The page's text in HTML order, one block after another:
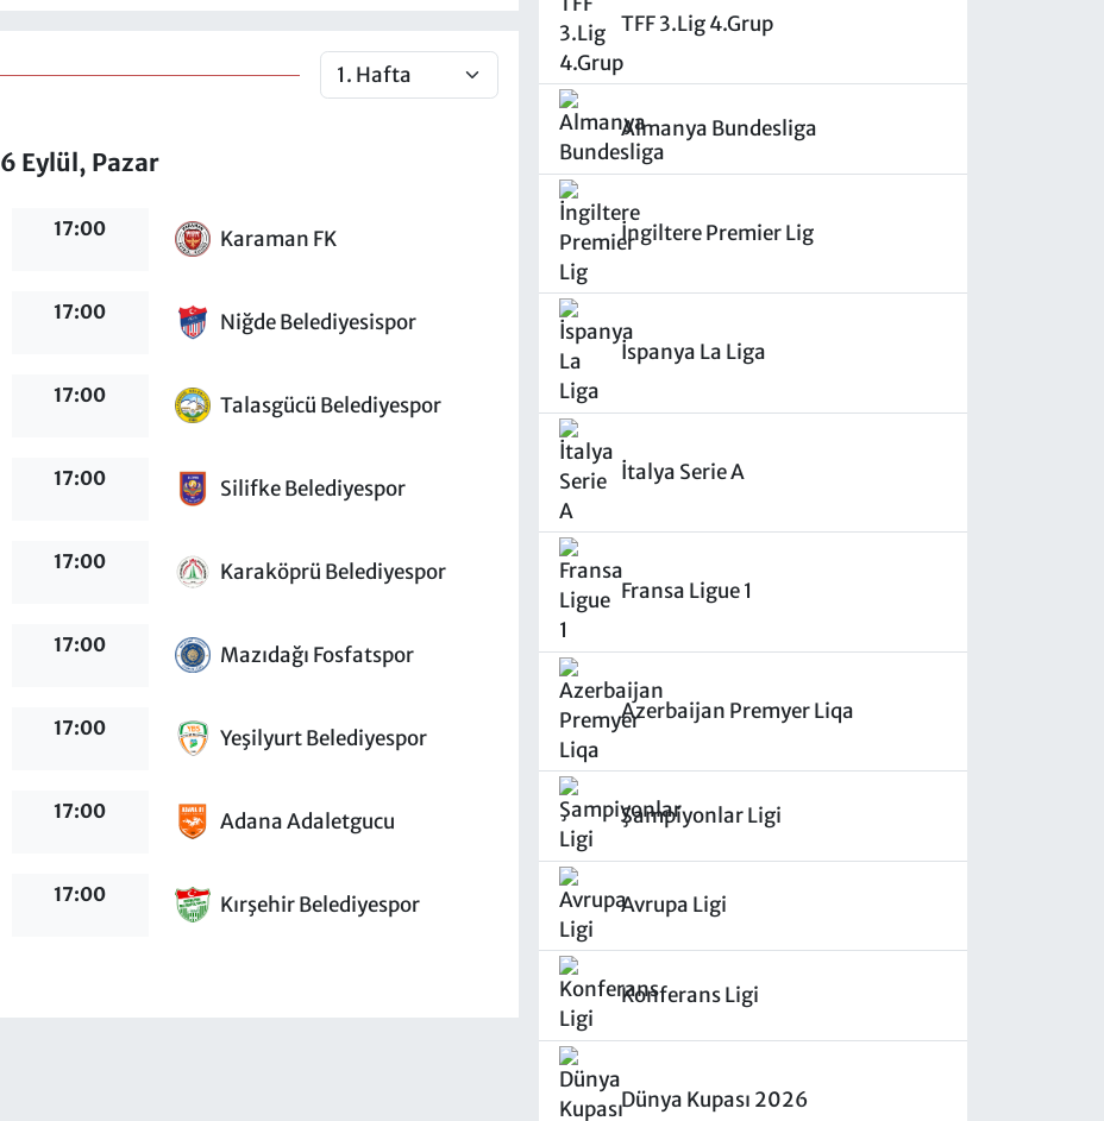
6 Eylül, Pazar
17:00 Karaman FK
17:00 Niğde Belediyesispor
17:00 Talasgücü Belediyespor
17:00 Silifke Belediyespor
17:00 Karaköprü Belediyespor
17:00 Mazıdağı Fosfatspor
17:00 Yeşilyurt Belediyespor
17:00 Adana Adaletgucu
17:00 Kırşehir Belediyespor
TFF 3.Lig 4.Grup
Almanya Bundesliga
İngiltere Premier Lig
İspanya La Liga
İtalya Serie A
Fransa Ligue 1
Azerbaijan Premyer Liqa
Şampiyonlar Ligi
Avrupa Ligi
Konferans Ligi
Dünya Kupası 2026